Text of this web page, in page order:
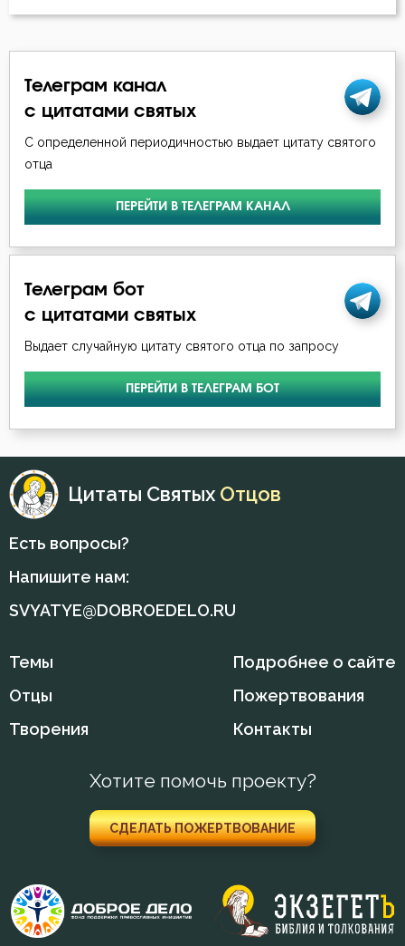
Лень
Лицемерие
Ложь
Любовь
Любовь к Богу
Любомудрие
Милостыня
Мир
Молитва
Монах
Мудрость
Надежда
Начальство
Ненависть
Обличение
Телеграм канал
с цитатами святых
С определенной периодичностью выдает цитату святого
отца
ПЕРЕЙТИ В ТЕЛЕГРАМ КАНАЛ
Телеграм бот
с цитатами святых
Выдает случайную цитату святого отца по запросу
ПЕРЕЙТИ В ТЕЛЕГРАМ БОТ
Цитаты Святых Отцов
Есть вопросы?
Напишите нам:
SVYATYE@DOBROEDELO.RU
Темы
Отцы
Творения
Подробнее о сайте
Пожертвования
Контакты
Хотите помочь проекту?
СДЕЛАТЬ ПОЖЕРТВОВАНИЕ